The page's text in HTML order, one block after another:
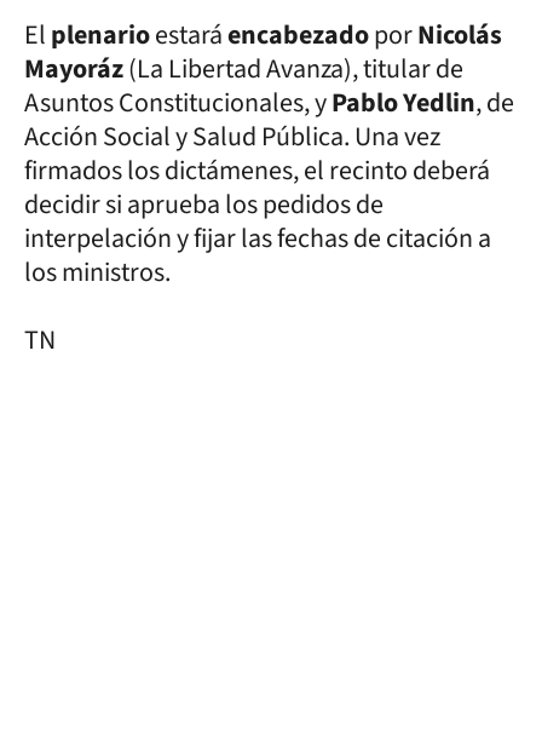
ElplenarioestaráencabezadoporNicolás
Mayoráz(La Libertad Avanza), titular de
Asuntos Constitucionales, yPablo Yedlin, de
Acción Social y Salud Pública. Una vez
firmados los dictámenes, el recinto deberá
decidir si aprueba los pedidos de
interpelación y fijar las fechas de citación a
los ministros.
TN